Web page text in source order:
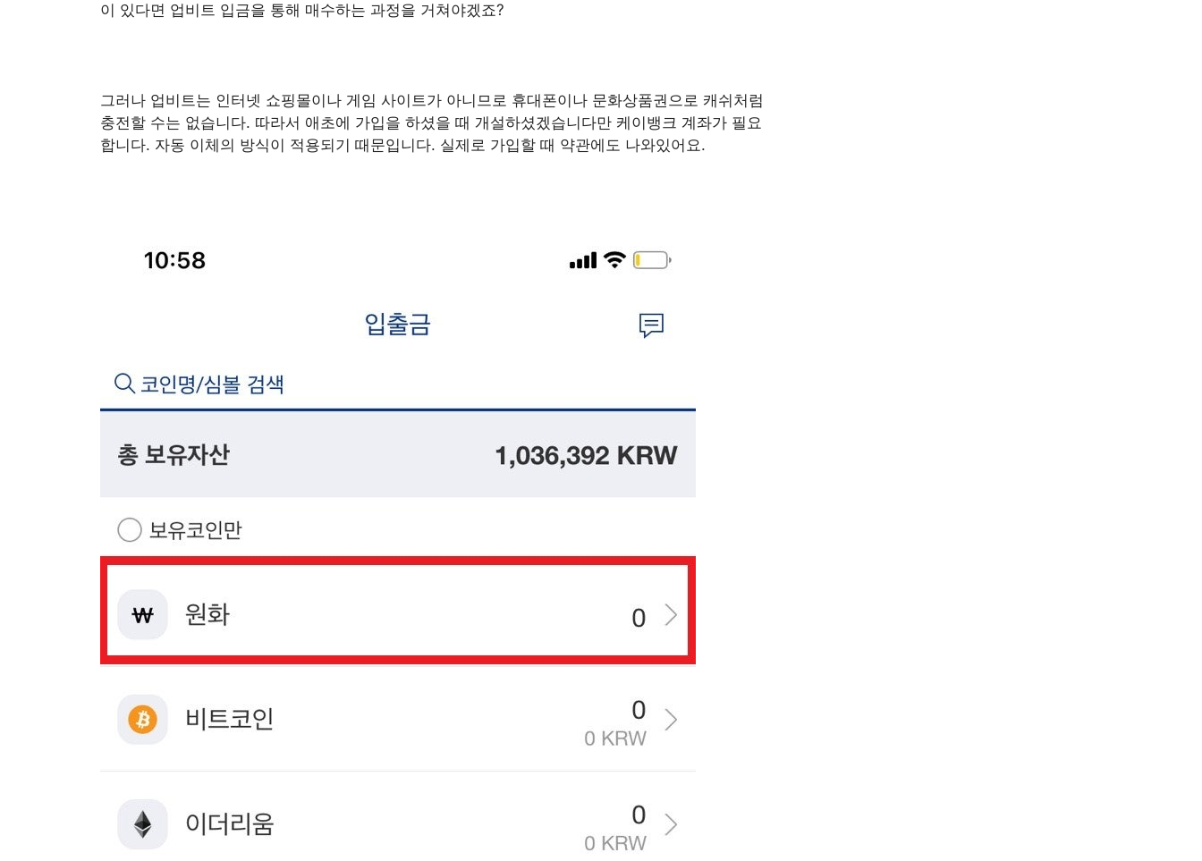
이 있다면 업비트 입금을 통해 매수하는 과정을 거쳐야겠죠?
그러나 업비트는 인터넷 쇼핑몰이나 게임 사이트가 아니므로 휴대폰이나 문화상품권으로 캐쉬처럼
충전할 수는 없습니다. 따라서 애초에 가입을 하셨을 때 개설하셨겠습니다만 케이뱅크 계좌가 필요
합니다. 자동 이체의 방식이 적용되기 때문입니다. 실제로 가입할 때 약관에도 나와있어요.